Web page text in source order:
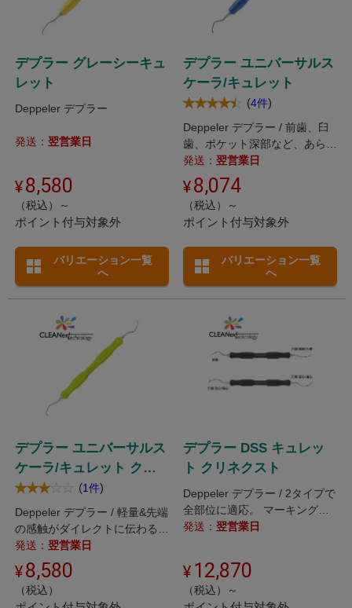
デプラー グレーシーキュ
レット
Deppeler デプラー
発送： 翌営業日
8,580
（税込）～
ポイント付与対象外
バリエーション一覧
へ
デプラー ユニバーサルス
ケーラ/キュレット
(4件)
Deppeler デプラー / 前歯、臼
歯、ポケット深部など、あらゆ
る部位に適応します。
発送： 翌営業日
8,074
（税込）～
ポイント付与対象外
バリエーション一覧
へ
デプラー ユニバーサルス
ケーラ/キュレット クリ
ネクスト
(1件)
Deppeler デプラー / 軽量&先端
の感触がダイレクトに伝わるス
ケーラ/キュレット。
発送： 翌営業日
8,580
（税込）
デプラー DSS キュレッ
ト クリネクスト
Deppeler デプラー / 2タイプで
全部位に適応。 マーキング付
きでルートプレーニングが確実
発送： 翌営業日
12,870
（税込）～